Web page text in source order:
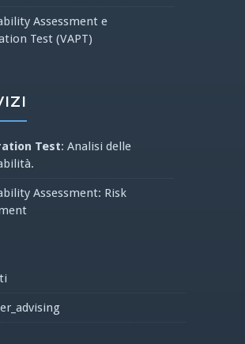
Assessment e
Test (VAPT)
Test: Analisi delle
Assessment: Risk